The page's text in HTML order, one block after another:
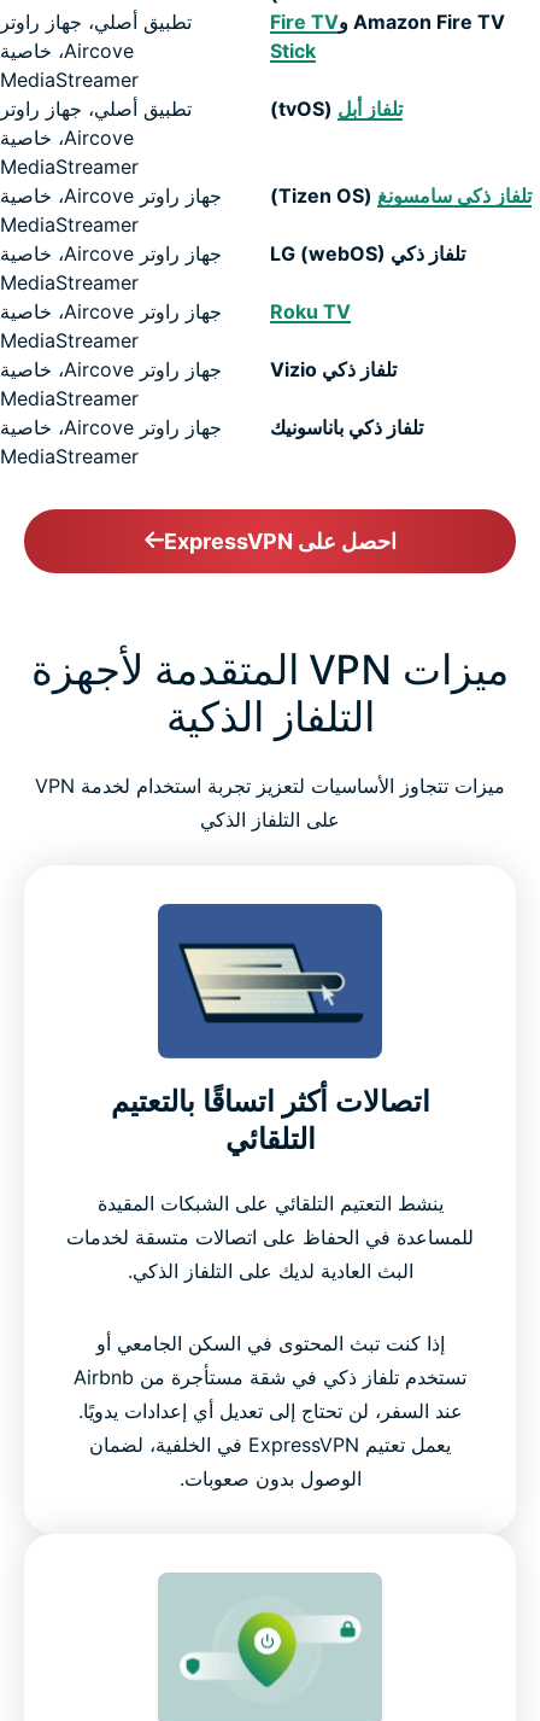
Amazon Fire TV و Fire TV
Stick
تطبيق أصلي، جهاز راوتر
Aircove، خاصية
MediaStreamer
تلفاز أبل (tvOS)
تطبيق أصلي، جهاز راوتر
Aircove، خاصية
MediaStreamer
تلفاز ذكي سامسونغ (Tizen OS)
جهاز راوتر Aircove، خاصية
MediaStreamer
تلفاز ذكي LG (webOS)
جهاز راوتر Aircove، خاصية
MediaStreamer
Roku TV
جهاز راوتر Aircove، خاصية
MediaStreamer
تلفاز ذكي Vizio
جهاز راوتر Aircove، خاصية
MediaStreamer
تلفاز ذكي باناسونيك
جهاز راوتر Aircove، خاصية
MediaStreamer
احصل على ExpressVPN
ميزات VPN المتقدمة لأجهزة
التلفاز الذكية
ميزات تتجاوز الأساسيات لتعزيز تجربة استخدام لخدمة VPN
على التلفاز الذكي
اتصالات أكثر اتساقًا بالتعتيم
التلقائي
ينشط التعتيم التلقائي على الشبكات المقيدة
للمساعدة في الحفاظ على اتصالات متسقة لخدمات
البث العادية لديك على التلفاز الذكي.
إذا كنت تبث المحتوى في السكن الجامعي أو
تستخدم تلفاز ذكي في شقة مستأجرة من Airbnb
عند السفر، لن تحتاج إلى تعديل أي إعدادات يدويًا.
يعمل تعتيم ExpressVPN في الخلفية، لضمان
الوصول بدون صعوبات.